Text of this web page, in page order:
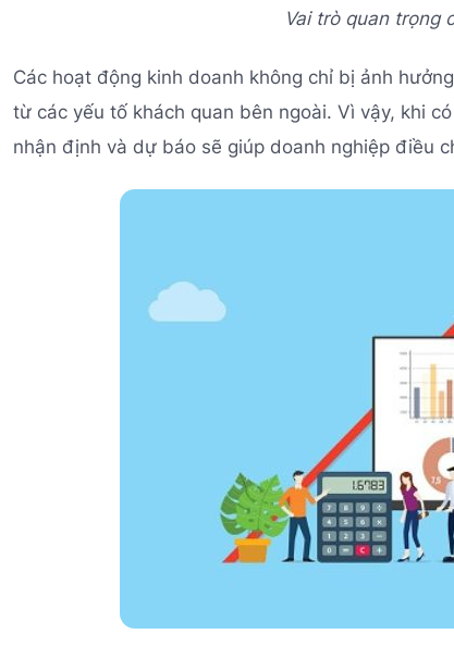
Vai trò quan trọng
Các hoạt động kinh doanh không chỉ bị ảnh
từ các yếu tố khách quan bên ngoài. Vì vậy, khi
nhận định và dự báo sẽ giúp doanh nghiệp điều